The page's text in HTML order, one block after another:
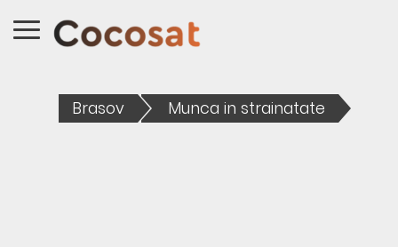
Brasov Munca in strainatate